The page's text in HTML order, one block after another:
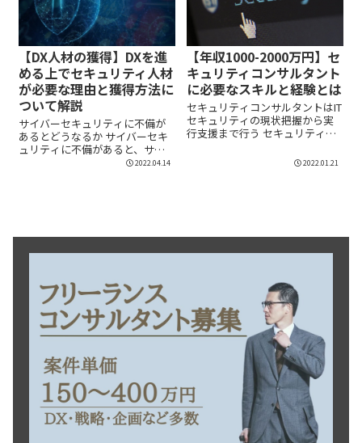
【DX人材の獲得】DXを進
める上でセキュリティ人材
が必要な理由と獲得方法に
ついて解説
サイバーセキュリティに不備が
あるとどうなるか サイバーセキ
ュリティに不備があると、サイ
2022.04.14
【年収1000-2000万円】セ
キュリティコンサルタント
に必要なスキルと経験とは
セキュリティコンサルタントはIT
セキュリティの現状把握から実
行支援まで行う セキュリティコ
2022.01.21